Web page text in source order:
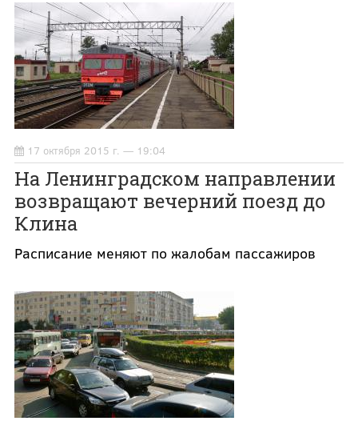
17 октября 2015 г. — 19:04
На Ленинградском направлении
возвращают вечерний поезд до
Клина
Расписание меняют по жалобам пассажиров